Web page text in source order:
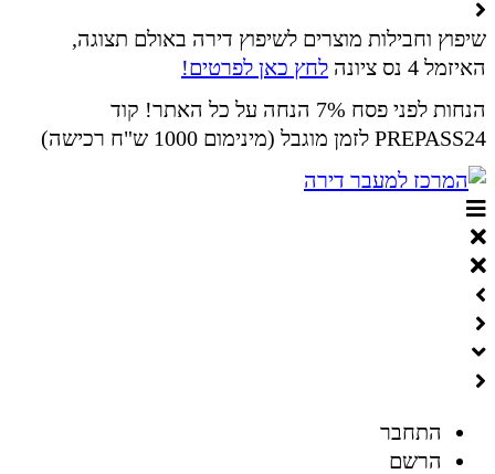
שיפוץ וחבילות מוצרים לשיפוץ דירה באולם תצוגה,
האיזמל 4 נס ציונה
לחץ כאן לפרטים!
הנחות לפני פסח 7% הנחה על כל האתר! קוד
PREPASS24 לזמן מוגבל (מינימום 1000 ש"ח רכישה)
התחבר
הרשם